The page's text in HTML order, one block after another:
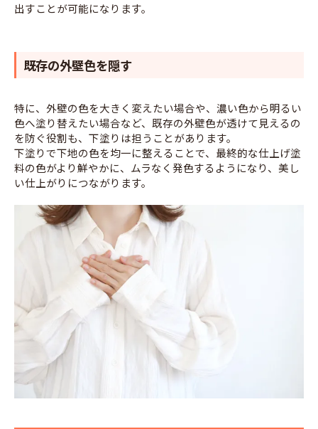
出すことが可能になります。
既存の外壁色を隠す
特に、外壁の色を大きく変えたい場合や、濃い色から明るい
色へ塗り替えたい場合など、既存の外壁色が透けて見えるの
を防ぐ役割も、下塗りは担うことがあります。
下塗りで下地の色を均一に整えることで、最終的な仕上げ塗
料の色がより鮮やかに、ムラなく発色するようになり、美し
い仕上がりにつながります。